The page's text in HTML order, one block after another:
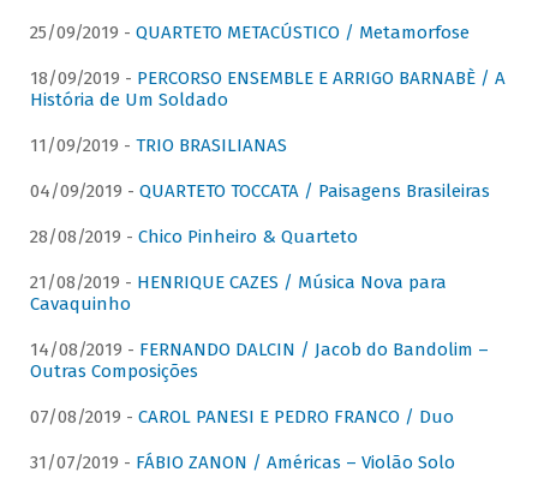
25/09/2019 - QUARTETO METACÚSTICO / Metamorfose
18/09/2019 - PERCORSO ENSEMBLE E ARRIGO BARNABÈ / A
História de Um Soldado
11/09/2019 - TRIO BRASILIANAS
04/09/2019 - QUARTETO TOCCATA / Paisagens Brasileiras
28/08/2019 - Chico Pinheiro & Quarteto
21/08/2019 - HENRIQUE CAZES / Música Nova para
Cavaquinho
14/08/2019 - FERNANDO DALCIN / Jacob do Bandolim –
Outras Composições
07/08/2019 - CAROL PANESI E PEDRO FRANCO / Duo
31/07/2019 - FÁBIO ZANON / Américas – Violão Solo